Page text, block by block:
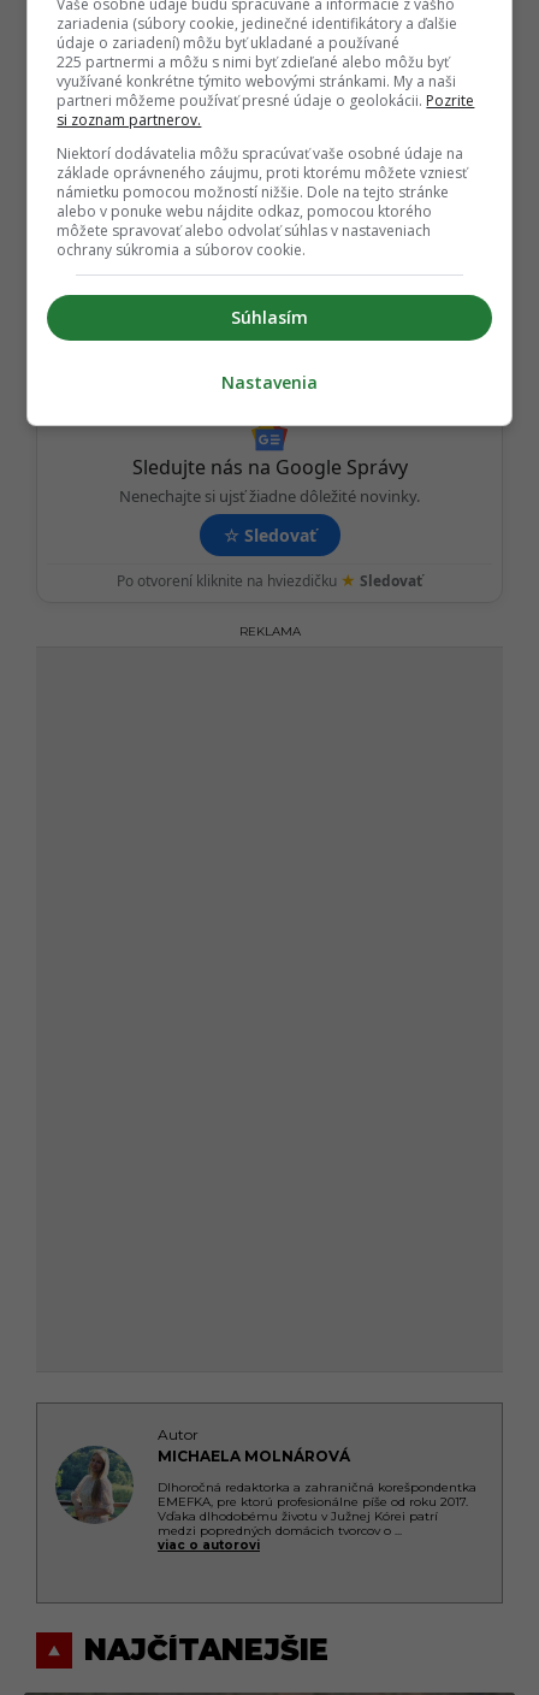
Nemám názor
g
t
ĎALEJ
TAGY:
PÔROD, SIMA, ŠOUBIZNIS, SPEVÁČKA,
TEHOTENSTVO
Sledujte nás na Google Správy
Nenechajte si ujsť žiadne dôležité novinky.
☆ Sledovať
Po otvorení kliknite na hviezdičku ★ Sledovať
REKLAMA
Autor
MICHAELA MOLNÁROVÁ
Dlhoročná redaktorka a zahraničná korešpondentka
EMEFKA, pre ktorú profesionálne píše od roku 2017.
Vďaka dlhodobému životu v Južnej Kórei patrí
medzi popredných domácich tvorcov o ...
viac o autorovi
NAJČÍTANEJŠIE
zariadenia (súbory cookie, jedinečné identifikátory a ďalšie
údaje o zariadení) môžu byť ukladané a používané
225 partnermi a môžu s nimi byť zdieľané alebo môžu byť
využívané konkrétne týmito webovými stránkami. My a naši
partneri môžeme používať presné údaje o geolokácii. Pozrite
si zoznam partnerov.
Niektorí dodávatelia môžu spracúvať vaše osobné údaje na
základe oprávneného záujmu, proti ktorému môžete vzniesť
námietku pomocou možností nižšie. Dole na tejto stránke
alebo v ponuke webu nájdite odkaz, pomocou ktorého
môžete spravovať alebo odvolať súhlas v nastaveniach
ochrany súkromia a súborov cookie.
Súhlasím
Nastavenia